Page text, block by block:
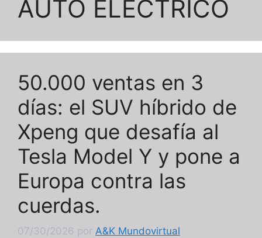
AUTO ELECTRICO
50.000 ventas en 3
días: el SUV híbrido de
Xpeng que desafía al
Tesla Model Y y pone a
Europa contra las
cuerdas.
07/30/2026 por A&K Mundovirtual